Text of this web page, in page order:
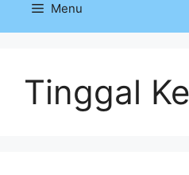
Menu
Tinggal